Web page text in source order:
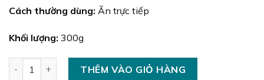
Cách thường dùng: Ăn trực tiếp
Khối lượng: 300g
Cốm gạo lức mầm Ngok Linh số lượng
THÊM VÀO GIỎ HÀNG